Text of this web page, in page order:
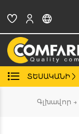
content
ՏԵՍԱԿԱՆԻ
Գլխավոր →